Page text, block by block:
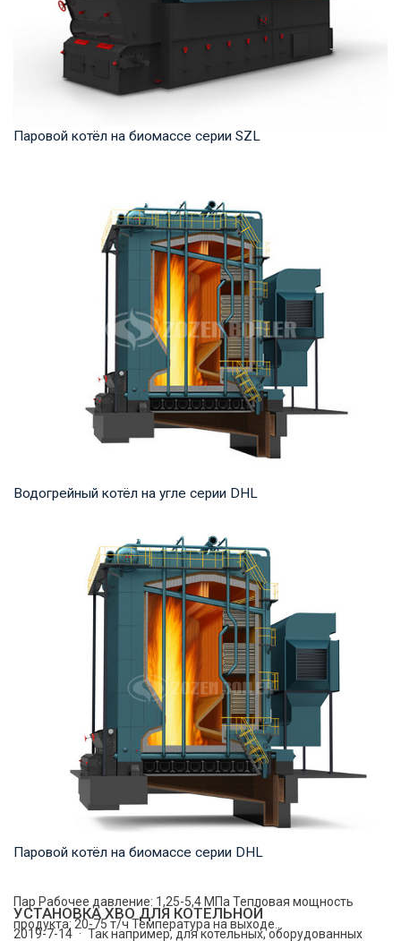
Паровой котёл на биомассе серии SZL
продукта: 4-35 т/ч Температура на выходе: ...
Водогрейный котёл на угле серии DHL
Горячая вода Рабочее давление: 1,25-1,6 МПа Тепловая
мощность продукта: 29-140 МВт Температура...
Паровой котёл на биомассе серии DHL
Пар Рабочее давление: 1,25-5,4 МПа Тепловая мощность
продукта: 20-75 т/ч Температура на выходе...
УСТАНОВКА ХВО ДЛЯ КОТЕЛЬНОЙ
2019-7-14 · Так например, для котельных, оборудованных